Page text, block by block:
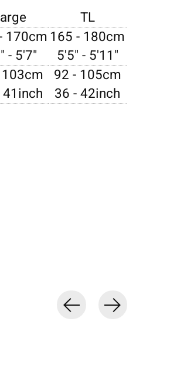
TL
170cm
- 5'7"
165 - 180cm
5'5" - 5'11"
92 - 105cm
36 - 42inch